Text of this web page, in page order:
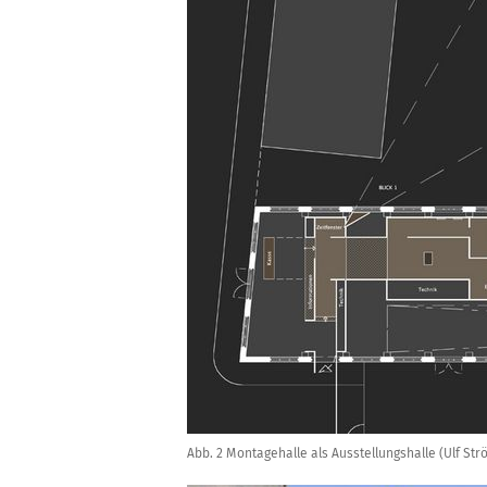
Abb. 2 Montagehalle als Ausstellungshalle (Ulf